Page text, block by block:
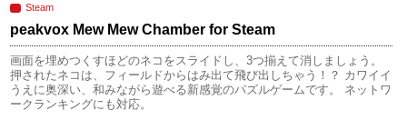
Steam
peakvox Mew Mew Chamber for Steam
画面を埋めつくすほどのネコをスライドし、3つ揃えて消しましょう。
押されたネコは、フィールドからはみ出て飛び出しちゃう！？ カワイイ
うえに奥深い、和みながら遊べる新感覚のパズルゲームです。 ネットワ
ークランキングにも対応。